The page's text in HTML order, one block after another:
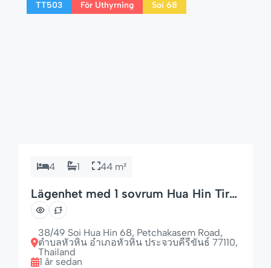
Soi 94 – erbjuder det […]
TT503 För Uthyrning Soi 68
4 1 44 m²
Lägenhet med 1 sovrum Hua Hin Tira
Tiraa – perfekt läge
38/49 Soi Hua Hin 68, Petchakasem Road,
ตำบลหัวหิน อำเภอหัวหิน ประจวบคีรีขันธ์ 77110,
Thailand
1 år sedan